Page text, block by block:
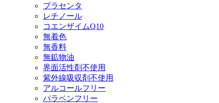
プラセンタ
レチノール
コエンザイムQ10
無着色
無香料
無鉱物油
界面活性剤不使用
紫外線吸収剤不使用
アルコールフリー
パラベンフリー